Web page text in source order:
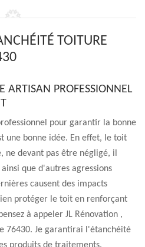
TOITURE
ARTISAN PROFESSIONNEL
pour garantir la bonne
une bonne idée. En effet, le toit
ne devant pas être négligé, il
que d'autres agressions
causent des impacts
protéger le toit en renforçant
à appeler JL Rénovation ,
76430. Je garantirai l'étanchéité